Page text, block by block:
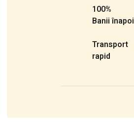
100%
Banii înapoi
Transport
rapid